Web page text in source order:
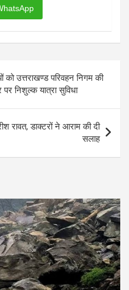
को उत्तराखण्ड परिवहन निगम की
निशुल्क यात्रा सुविधा
रावत, डाक्टरों ने आराम की दी
सलाह